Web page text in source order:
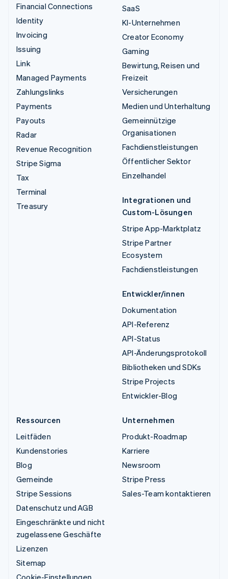
Financial Connections
Identity
Invoicing
Issuing
Link
Managed Payments
Zahlungslinks
Payments
Payouts
Radar
Revenue Recognition
Stripe Sigma
Tax
Terminal
Treasury
SaaS
KI-Unternehmen
Creator Economy
Gaming
Bewirtung, Reisen und
Freizeit
Versicherungen
Medien und Unterhaltung
Gemeinnützige
Organisationen
Fachdienstleistungen
Öffentlicher Sektor
Einzelhandel
Integrationen und
Custom-Lösungen
Stripe App-Marktplatz
Stripe Partner
Ecosystem
Fachdienstleistungen
Entwickler/innen
Dokumentation
API-Referenz
API-Status
API-Änderungsprotokoll
Bibliotheken und SDKs
Stripe Projects
Entwickler-Blog
Ressourcen
Leitfäden
Kundenstories
Blog
Gemeinde
Stripe Sessions
Datenschutz und AGB
Eingeschränkte und nicht
zugelassene Geschäfte
Lizenzen
Sitemap
Unternehmen
Produkt-Roadmap
Karriere
Newsroom
Stripe Press
Sales-Team kontaktieren